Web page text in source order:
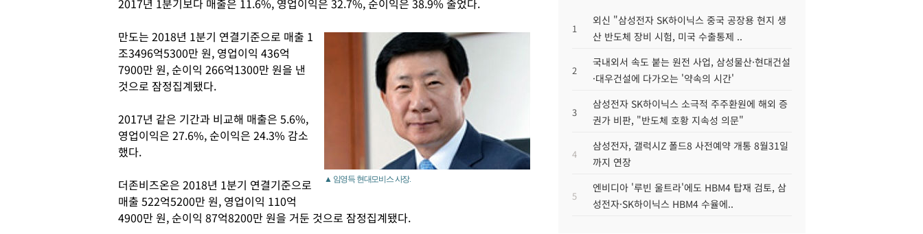
2017년 1분기보다 매출은 11.6%, 영업이익은 32.7%, 순이익은 38.9% 줄었다.
▲ 임영득 현대모비스 사장.
만도는 2018년 1분기 연결기준으로 매출 1
조3496억5300만 원, 영업이익 436억
7900만 원, 순이익 266억1300만 원을 낸
것으로 잠정집계됐다.
2017년 같은 기간과 비교해 매출은 5.6%,
영업이익은 27.6%, 순이익은 24.3% 감소
했다.
더존비즈온은 2018년 1분기 연결기준으로
매출 522억5200만 원, 영업이익 110억
4900만 원, 순이익 87억8200만 원을 거둔 것으로 잠정집계됐다.
1
외신 "삼성전자 SK하이닉스 중국 공장용 현지 생
산 반도체 장비 시험, 미국 수출통제 ..
2
국내외서 속도 붙는 원전 사업, 삼성물산·현대건설
·대우건설에 다가오는 '약속의 시간'
3
삼성전자 SK하이닉스 소극적 주주환원에 해외 증
권가 비판, "반도체 호황 지속성 의문"
4
삼성전자, 갤럭시Z 폴드8 사전예약 개통 8월31일
까지 연장
5
엔비디아 '루빈 울트라'에도 HBM4 탑재 검토, 삼
성전자·SK하이닉스 HBM4 수율에..